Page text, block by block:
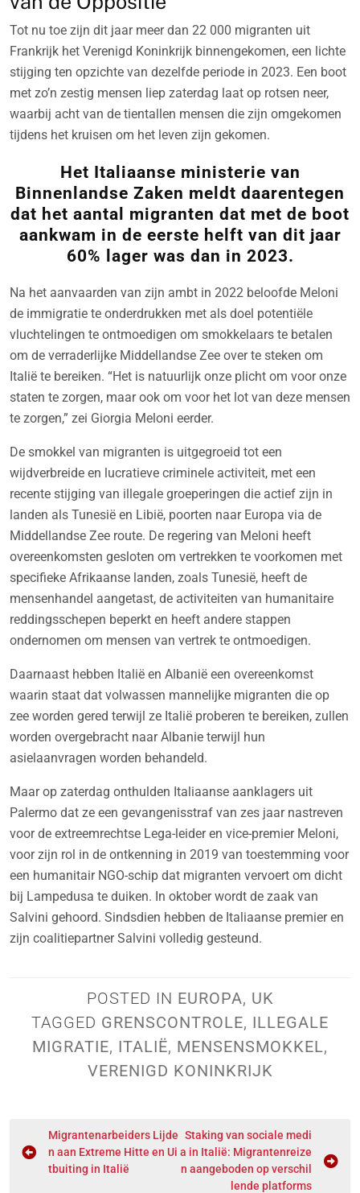
Tot nu toe zijn dit jaar meer dan 22 000 migranten uit
Frankrijk het Verenigd Koninkrijk binnengekomen, een lichte
stijging ten opzichte van dezelfde periode in 2023. Een boot
met zo’n zestig mensen liep zaterdag laat op rotsen neer,
waarbij acht van de tientallen mensen die zijn omgekomen
tijdens het kruisen om het leven zijn gekomen.
Het Italiaanse ministerie van
Binnenlandse Zaken meldt daarentegen
dat het aantal migranten dat met de boot
aankwam in de eerste helft van dit jaar
60% lager was dan in 2023.
Na het aanvaarden van zijn ambt in 2022 beloofde Meloni
de immigratie te onderdrukken met als doel potentiële
vluchtelingen te ontmoedigen om smokkelaars te betalen
om de verraderlijke Middellandse Zee over te steken om
Italië te bereiken. “Het is natuurlijk onze plicht om voor onze
staten te zorgen, maar ook om voor het lot van deze mensen
te zorgen,” zei Giorgia Meloni eerder.
De smokkel van migranten is uitgegroeid tot een
wijdverbreide en lucratieve criminele activiteit, met een
recente stijging van illegale groeperingen die actief zijn in
landen als Tunesië en Libië, poorten naar Europa via de
Middellandse Zee route. De regering van Meloni heeft
overeenkomsten gesloten om vertrekken te voorkomen met
specifieke Afrikaanse landen, zoals Tunesië, heeft de
mensenhandel aangetast, de activiteiten van humanitaire
reddingsschepen beperkt en heeft andere stappen
ondernomen om mensen van vertrek te ontmoedigen.
Daarnaast hebben Italië en Albanië een overeenkomst
waarin staat dat volwassen mannelijke migranten die op
zee worden gered terwijl ze Italië proberen te bereiken, zullen
worden overgebracht naar Albanie terwijl hun
asielaanvragen worden behandeld.
Maar op zaterdag onthulden Italiaanse aanklagers uit
Palermo dat ze een gevangenisstraf van zes jaar nastreven
voor de extreemrechtse Lega-leider en vice-premier Meloni,
voor zijn rol in de ontkenning in 2019 van toestemming voor
een humanitair NGO-schip dat migranten vervoert om dicht
bij Lampedusa te duiken. In oktober wordt de zaak van
Salvini gehoord. Sindsdien hebben de Italiaanse premier en
zijn coalitiepartner Salvini volledig gesteund.
POSTED IN EUROPA, UK
TAGGED GRENSCONTROLE, ILLEGALE
MIGRATIE, ITALIË, MENSENSMOKKEL,
VERENIGD KONINKRIJK
Migrantenarbeiders Lijde
n aan Extreme Hitte en Ui
tbuiting in Italië
Staking van sociale medi
a in Italië: Migrantenreize
n aangeboden op verschil
lende platforms